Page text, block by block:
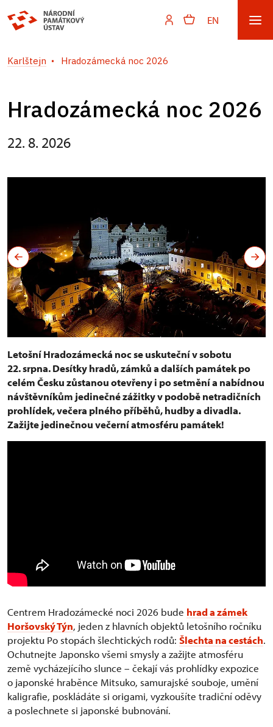
EN
Karlštejn Hradozámecká noc 2026
Hradozámecká noc 2026
22. 8. 2026
Letošní Hradozámecká noc se uskuteční v sobotu
22. srpna. Desítky hradů, zámků a dalších památek po
celém Česku zůstanou otevřeny i po setmění a nabídnou
návštěvníkům jedinečné zážitky v podobě netradičních
prohlídek, večera plného příběhů, hudby a divadla.
Zažijte jedinečnou večerní atmosféru památek!
Centrem Hradozámecké noci 2026 bude hrad a zámek
Horšovský Týn, jeden z hlavních objektů letošního ročníku
projektu Po stopách šlechtických rodů: Šlechta na cestách.
Ochutnejte Japonsko všemi smysly a zažijte atmosféru
země vycházejícího slunce – čekají vás prohlídky expozice
o japonské hraběnce Mitsuko, samurajské souboje, umění
kaligrafie, poskládáte si origami, vyzkoušíte tradiční oděvy
a poslechnete si japonské bubnování.